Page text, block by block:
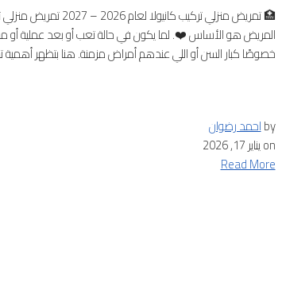
🏥 تمريض منزلي
المريض هو الأساس ❤️. لما يكون في حالة تعب أو بعد عملية أو
خصوصًا كبار السن أو اللي عندهم أمراض مزمنة. هنا بتظهر أهمية
byاحمد رضوان
onيناير 17, 2026
Read More